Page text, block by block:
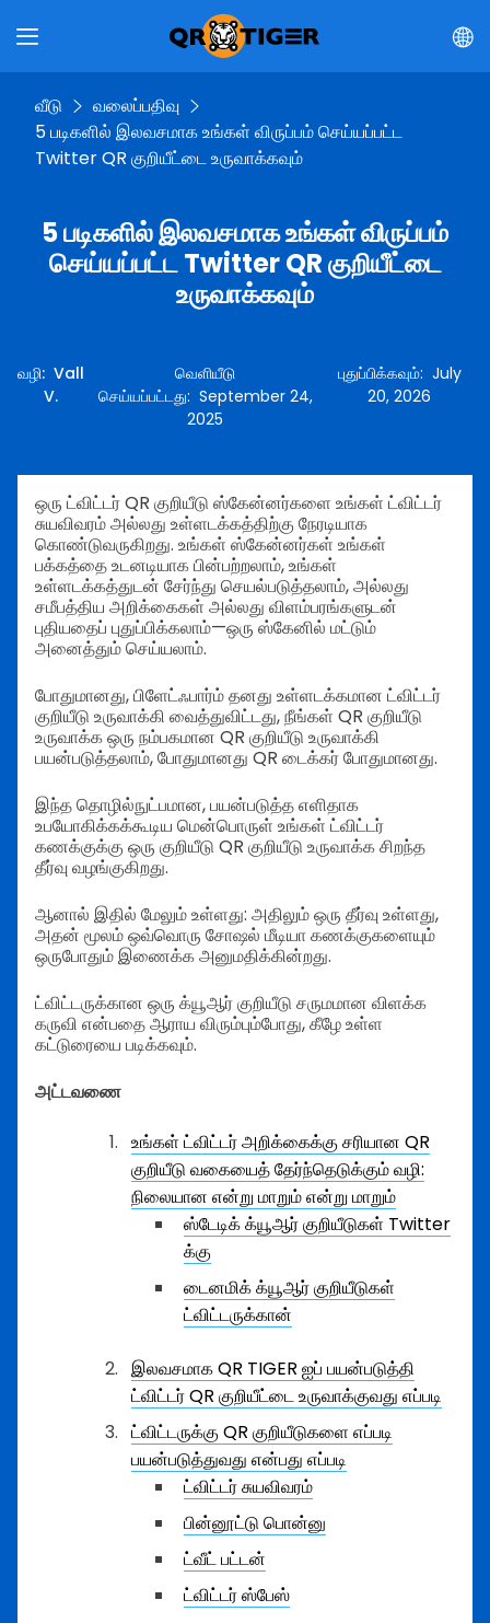
வீடு
வலைப்பதிவு
5 படிகளில் இலவசமாக உங்கள் விருப்பம் செய்யப்பட்ட
Twitter QR குறியீட்டை உருவாக்கவும்
5 படிகளில் இலவசமாக உங்கள் விருப்பம்
செய்யப்பட்ட Twitter QR குறியீட்டை
உருவாக்கவும்
வழி: Vall
V.
வெளியீடு
செய்யப்பட்டது: September 24,
2025
புதுப்பிக்கவும்: July
20, 2026
ஒரு ட்விட்டர் QR குறியீடு ஸ்கேன்னர்களை உங்கள் ட்விட்டர்
சுயவிவரம் அல்லது உள்ளடக்கத்திற்கு நேரடியாக
கொண்டுவருகிறது. உங்கள் ஸ்கேன்னர்கள் உங்கள்
பக்கத்தை உடனடியாக பின்பற்றலாம், உங்கள்
உள்ளடக்கத்துடன் சேர்ந்து செயல்படுத்தலாம், அல்லது
சமீபத்திய அறிக்கைகள் அல்லது விளம்பரங்களுடன்
புதியதைப் புதுப்பிக்கலாம்—ஒரு ஸ்கேனில் மட்டும்
அனைத்தும் செய்யலாம்.
போதுமானது, பிளேட்ஃபார்ம் தனது உள்ளடக்கமான ட்விட்டர்
குறியீடு உருவாக்கி வைத்துவிட்டது, நீங்கள் QR குறியீடு
உருவாக்க ஒரு நம்பகமான QR குறியீடு உருவாக்கி
பயன்படுத்தலாம், போதுமானது QR டைக்கர் போதுமானது.
இந்த தொழில்நுட்பமான, பயன்படுத்த எளிதாக
உபயோகிக்கக்கூடிய மென்பொருள் உங்கள் ட்விட்டர்
கணக்குக்கு ஒரு குறியீடு QR குறியீடு உருவாக்க சிறந்த
தீர்வு வழங்குகிறது.
ஆனால் இதில் மேலும் உள்ளது: அதிலும் ஒரு தீர்வு உள்ளது,
அதன் மூலம் ஒவ்வொரு சோஷல் மீடியா கணக்குகளையும்
ஒருபோதும் இணைக்க அனுமதிக்கின்றது.
ட்விட்டருக்கான ஒரு க்யூஆர் குறியீடு சருமமான விளக்க
கருவி என்பதை ஆராய விரும்பும்போது, கீழே உள்ள
கட்டுரையை படிக்கவும்.
அட்டவணை
உங்கள் ட்விட்டர் அறிக்கைக்கு சரியான QR
குறியீடு வகையைத் தேர்ந்தெடுக்கும் வழி:
நிலையான என்று மாறும் என்று மாறும்
ஸ்டேடிக் க்யூஆர் குறியீடுகள் Twitter
க்கு
டைனமிக் க்யூஆர் குறியீடுகள்
ட்விட்டருக்கான்
இலவசமாக QR TIGER ஐப் பயன்படுத்தி
ட்விட்டர் QR குறியீட்டை உருவாக்குவது எப்படி
ட்விட்டருக்கு QR குறியீடுகளை எப்படி
பயன்படுத்துவது என்பது எப்படி
ட்விட்டர் சுயவிவரம்
பின்னூட்டு பொன்னு
ட்வீட் பட்டன்
ட்விட்டர் ஸ்பேஸ்